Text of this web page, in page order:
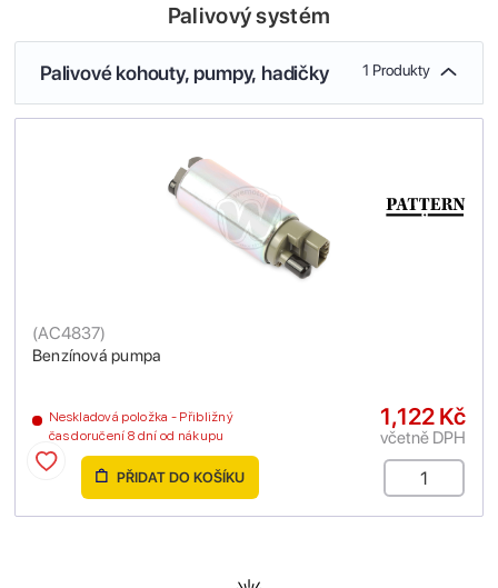
Palivový systém
Palivové kohouty, pumpy, hadičky 1 Produkty
Benzínová pumpa
(AC4837)
Neskladová položka - Přibližný
čas doručení 8 dní od nákupu
1,122 Kč
včetně DPH
PŘIDAT DO KOŠÍKU